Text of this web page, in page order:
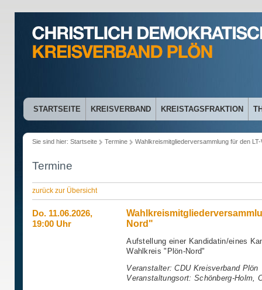
STARTSEITE KREISVERBAND KREISTAGSFRAKTION
Sie sind hier: Startseite Termine Wahlkreismitgliederversammlung für den
Termine
zurück zur Übersicht
Do. 11.06.2026,
19:00 Uhr
Nord"
Aufstellung einer Kandidatin/eines
Wahlkreis "Plön-Nord"
Veranstalter: CDU Kreisverband Plön
Veranstaltungsort: Schönberg-Holm,